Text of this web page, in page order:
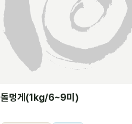
돌멍게(1kg/6~9미)